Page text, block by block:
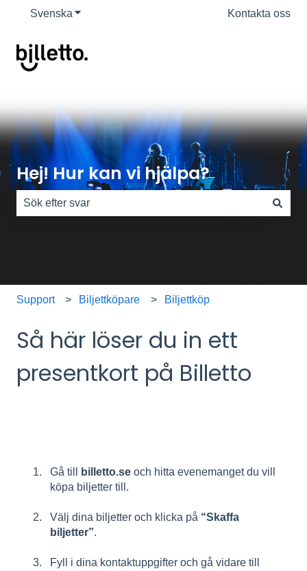
Svenska Visa undermenyer för översättningarKontakta oss
Hej! Hur kan vi hjälpa?
Support Biljettköpare Biljettköp
Så här löser du in ett
presentkort på Billetto
Gå till billetto.se och hitta evenemanget du vill
köpa biljetter till.
Välj dina biljetter och klicka på “Skaffa
biljetter”.
Fyll i dina kontaktuppgifter och gå vidare till